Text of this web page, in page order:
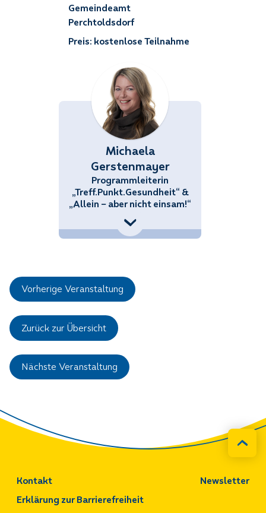
Gemeindeamt
Perchtoldsdorf
Preis: kostenlose Teilnahme
Michaela
Gerstenmayer
Programmleiterin
„Treff.Punkt.Gesundheit“ &
„Allein – aber nicht einsam!“
+43 (676) 858 70 34434
Michaela.Gerstenmayer@noetutgut.at
Vorherige Veranstaltung
Zurück zur Übersicht
Nächste Veranstaltung
Kontakt Newsletter
Erklärung zur Barrierefreiheit